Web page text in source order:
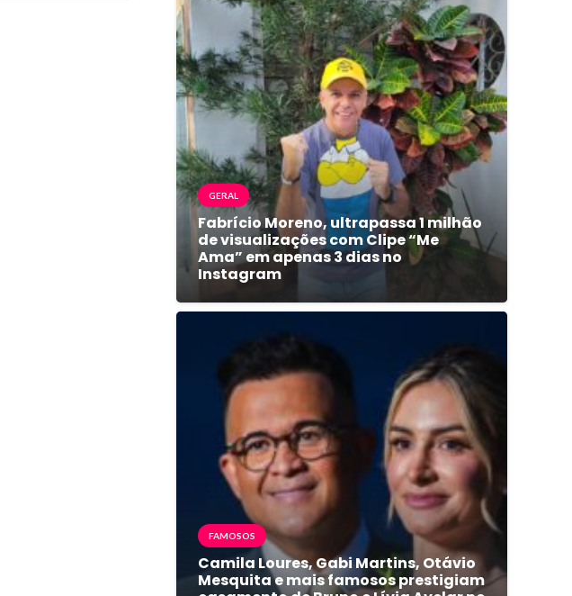
GERAL
Fabrício Moreno, ultrapassa 1 milhão
de visualizações com Clipe “Me
Ama” em apenas 3 dias no
Instagram
FAMOSOS
Camila Loures, Gabi Martins, Otávio
Mesquita e mais famosos prestigiam